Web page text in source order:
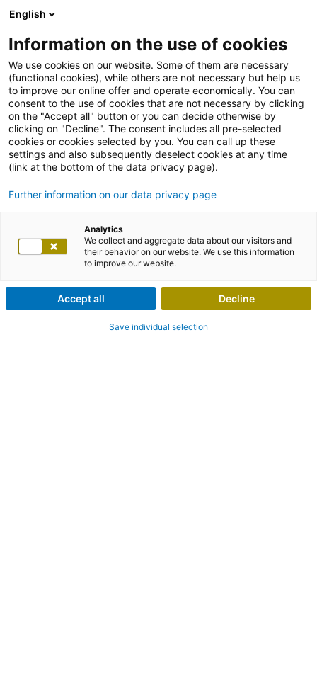
English
Information on the use of cookies
We use cookies on our website. Some of them are necessary
(functional cookies), while others are not necessary but help us
to improve our online offer and operate economically. You can
consent to the use of cookies that are not necessary by clicking
on the "Accept all" button or you can decide otherwise by
clicking on "Decline". The consent includes all pre-selected
cookies or cookies selected by you. You can call up these
settings and also subsequently deselect cookies at any time
(link at the bottom of the data privacy page).
Further information on our data privacy page
Analytics
We collect and aggregate data about our visitors and
their behavior on our website. We use this information
to improve our website.
Accept all Decline
Save individual selection